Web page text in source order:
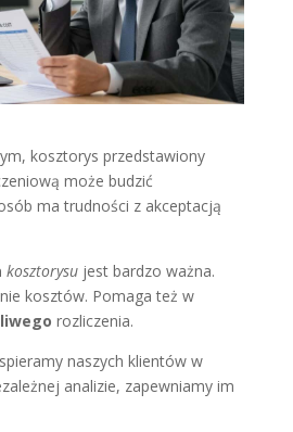
kosztorys przedstawiony
może budzić
ma trudności z akceptacją
kosztorysujest bardzo ważna.
kosztów. Pomaga też w
rozliczenia.
naszych klientów w
analizie, zapewniamy im